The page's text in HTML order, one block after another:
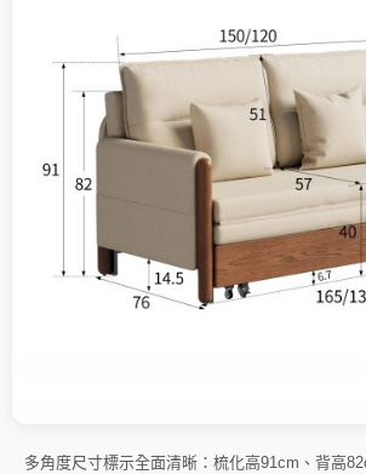
多角度尺寸標示全面清晰：梳化高91cm、背高